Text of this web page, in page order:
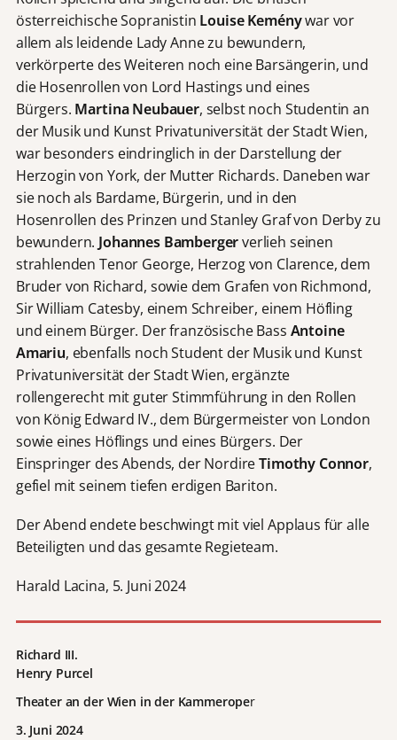
österreichische Sopranistin Louise Keménywar vor
allem als leidende Lady Anne zu bewundern,
verkörperte des Weiteren noch eine Barsängerin, und
die Hosenrollen von Lord Hastings und eines
Bürgers. Martina Neubauer, selbst noch Studentin an
der Musik und Kunst Privatuniversität der Stadt Wien,
war besonders eindringlich in der Darstellung der
Herzogin von York, der Mutter Richards. Daneben war
sie noch als Bardame, Bürgerin, und in den
Hosenrollen des Prinzen und Stanley Graf von Derby zu
bewundern. Johannes Bambergerverlieh seinen
strahlenden Tenor George, Herzog von Clarence, dem
Bruder von Richard, sowie dem Grafen von Richmond,
Sir William Catesby, einem Schreiber, einem Höfling
und einem Bürger. Der französische Bass Antoine
Amariu, ebenfalls noch Student der Musik und Kunst
Privatuniversität der Stadt Wien, ergänzte
rollengerecht mit guter Stimmführung in den Rollen
von König Edward IV., dem Bürgermeister von London
sowie eines Höflings und eines Bürgers. Der
Einspringer des Abends, der NordireTimothy Connor,
gefiel mit seinem tiefen erdigen Bariton.
Der Abend endete beschwingt mit viel Applaus für alle
Beteiligten und das gesamte Regieteam.
Harald Lacina, 5. Juni 2024
Richard III.
Henry Purcel
Theater an der Wien in der Kammeroper
3. Juni 2024